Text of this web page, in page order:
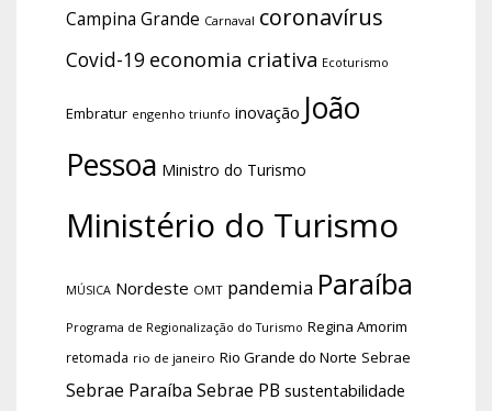
Campina Grande Carnaval coronavírus
Covid-19 economia criativa Ecoturismo
Embratur engenho triunfo inovação João
Pessoa Ministro do Turismo
Ministério do Turismo
MÚSICA Nordeste OMT pandemia Paraíba
Programa de Regionalização do Turismo Regina Amorim
retomada rio de janeiro Rio Grande do Norte Sebrae
Sebrae Paraíba Sebrae PB sustentabilidade